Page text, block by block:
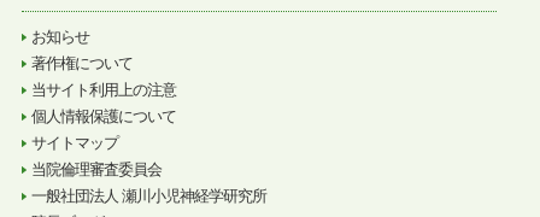
お知らせ
著作権について
当サイト利用上の注意
個人情報保護について
サイトマップ
当院倫理審査委員会
一般社団法人 瀬川小児神経学研究所